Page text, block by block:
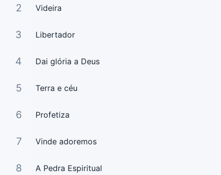
2 Videira
3 Libertador
4 Dai glória a Deus
5 Terra e céu
6 Profetiza
7 Vinde adoremos
8 A Pedra Espiritual